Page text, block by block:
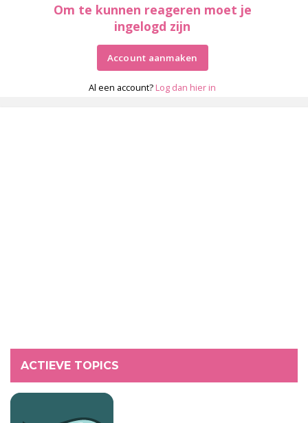
Om te kunnen reageren moet je
ingelogd zijn
Account aanmaken
Al een account? Log dan hier in
ACTIEVE TOPICS